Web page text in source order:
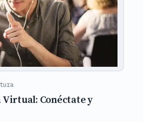
Virtual: Conéctate y